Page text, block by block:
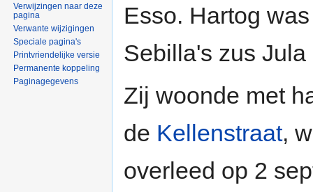
Esso. Hartog
Sebilla's zus Jula
Zij woonde met
de Kellenstraat,
overleed op 2
Verwijzingen naar deze
pagina
Verwante wijzigingen
Speciale pagina's
Printvriendelijke versie
Permanente koppeling
Paginagegevens